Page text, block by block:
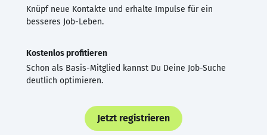
Knüpf neue Kontakte und erhalte Impulse für ein
besseres Job-Leben.
Kostenlos profitieren
Schon als Basis-Mitglied kannst Du Deine Job-Suche
deutlich optimieren.
Jetzt registrieren